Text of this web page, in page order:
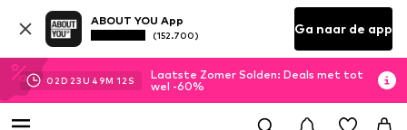
ABOUT YOU App
(152.700) Ga naar de app
02D 23U 49M 10 S
Laatste Zomer Solden: Deals met tot
wel -60%